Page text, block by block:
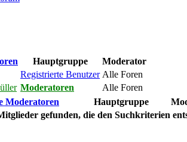
Hauptgruppe
Moderator
Registrierte Benutzer Alle Foren
Moderatoren
Alle Foren
Moderatoren Hauptgruppe
gefunden, die den Suchkriterien